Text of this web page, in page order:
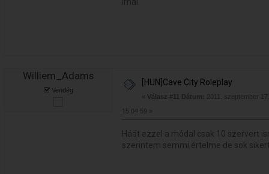
Williem_Adams
Vendég
[HUN]Cave City Roleplay
« Válasz #11 Dátum:
2011. szeptember
15:04:59 »
Háát ezzel a módal csak 10 szervert
szerintem semmi értelme de sok